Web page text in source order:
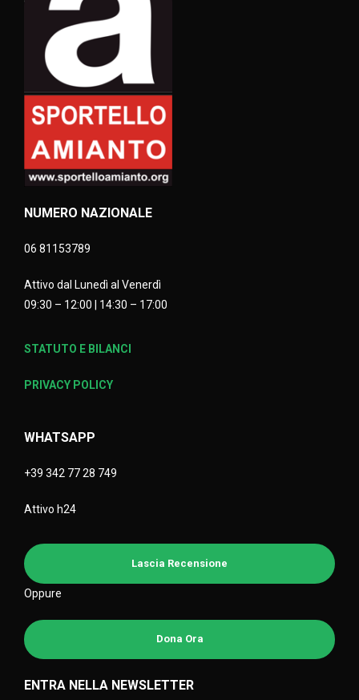
NUMERO NAZIONALE
06 81153789
Attivo dal Lunedì al Venerdì
09:30 – 12:00 | 14:30 – 17:00
STATUTO E BILANCI
PRIVACY POLICY
WHATSAPP
+39 342 77 28 749
Attivo h24
Lascia Recensione
Oppure
Dona Ora
ENTRA NELLA NEWSLETTER